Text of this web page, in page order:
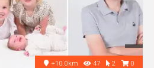
+10.0km 47 2 0